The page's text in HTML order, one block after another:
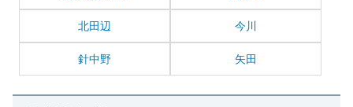
北田辺 今川
針中野 矢田